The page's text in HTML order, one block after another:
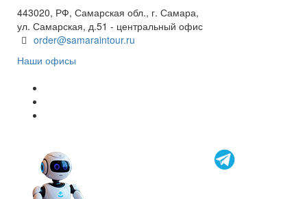
443020, РФ, Самарская обл., г. Самара,
ул. Самарская, д.51 - центральный офис
order@samaraintour.ru
Наши офисы